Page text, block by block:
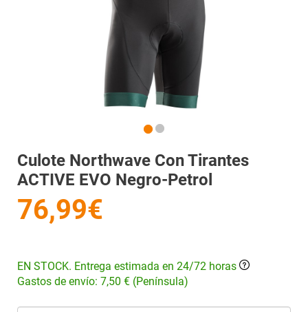
Culote Northwave Con Tirantes
ACTIVE EVO Negro-Petrol
76,99€
EN STOCK. Entrega estimada en 24/72 horas
Gastos de envío: 7,50 € (Península)